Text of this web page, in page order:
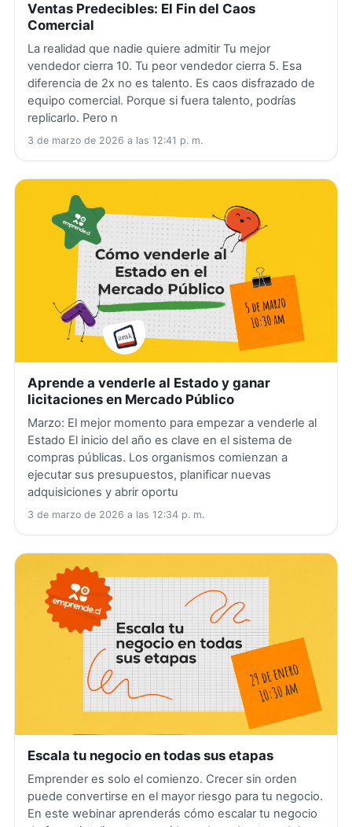
Ventas Predecibles: El Fin del Caos
Comercial
La realidad que nadie quiere admitir Tu mejor
vendedor cierra 10. Tu peor vendedor cierra 5. Esa
diferencia de 2x no es talento. Es caos disfrazado de
equipo comercial. Porque si fuera talento, podrías
replicarlo. Pero n
3 de marzo de 2026 a las 12:41 p. m.
Aprende a venderle al Estado y ganar
licitaciones en Mercado Público
Marzo: El mejor momento para empezar a venderle al
Estado El inicio del año es clave en el sistema de
compras públicas. Los organismos comienzan a
ejecutar sus presupuestos, planificar nuevas
adquisiciones y abrir oportu
3 de marzo de 2026 a las 12:34 p. m.
Escala tu negocio en todas sus etapas
Emprender es solo el comienzo. Crecer sin orden
puede convertirse en el mayor riesgo para tu negocio.
En este webinar aprenderás cómo escalar tu negocio